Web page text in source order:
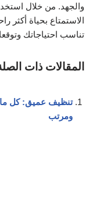
والجهد. من خلال
الاستمتاع بحياة أكثر
تناسب احتياجاتك
المقالات ذات
تنظيف عميق: كل
ومرتب